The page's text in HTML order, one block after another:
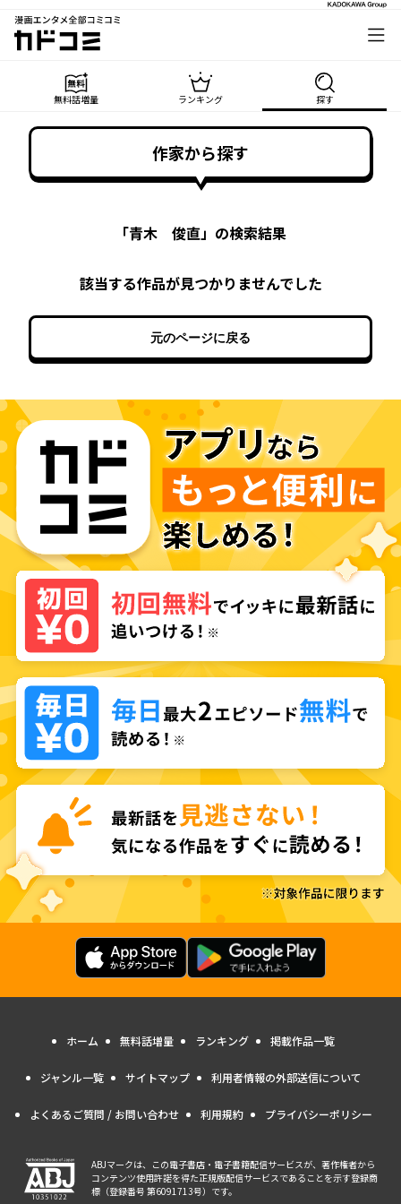
漫画エンタメ全部コミコミ
カドコミ
無料話増量 ランキング 探す
作家から探す
「青木 俊直」の検索結果
該当する作品が見つかりませんでした
元のページに戻る
ホーム 無料話増量 ランキング 掲載作品一覧
ジャンル一覧 サイトマップ 利用者情報の外部送信について
よくあるご質問 / お問い合わせ 利用規約 プライバシーポリシー
ABJマークは、この電子書店・電子書籍配信サービスが、著作権者から
コンテンツ使用許諾を得た正規版配信サービスであることを示す登録商
標（登録番号 第6091713号）です。